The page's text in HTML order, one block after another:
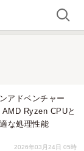
アドベンチャー
Ryzen CPUと
な処理性能
2026年03月24日 05時